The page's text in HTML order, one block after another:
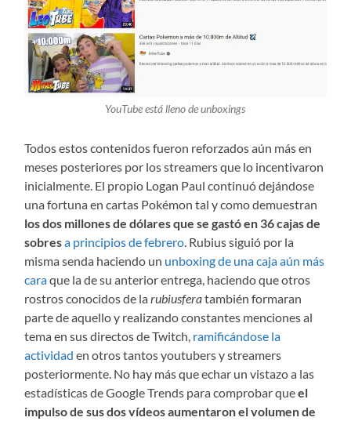
YouTube está lleno de unboxings
Todos estos contenidos fueron reforzados aún más en
meses posteriores por los streamers que lo incentivaron
inicialmente. El propio Logan Paul continuó dejándose
una fortuna en cartas Pokémon tal y como demuestran
los dos millones de dólares que se gastó en 36 cajas de
sobresa principios de febrero. Rubius siguió por la
misma senda haciendo un unboxing de una caja aún más
caraque la de su anterior entrega, haciendo que otros
rostros conocidos de larubiusferatambién formaran
parte de aquello y realizando constantes menciones al
tema en sus directos de Twitch, ramificándose la
actividad en otros tantos youtubers y streamers
posteriormente. No hay más que echar un vistazo a las
estadísticas de Google Trends para comprobar queel
impulso de sus dos vídeos aumentaron el volumen de